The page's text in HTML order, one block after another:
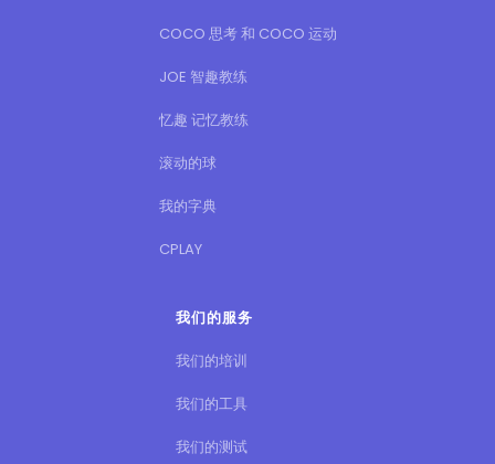
COCO 思考 和 COCO 运动
JOE 智趣教练
忆趣 记忆教练
滚动的球
我的字典
CPLAY
我们的服务
我们的培训
我们的工具
我们的测试